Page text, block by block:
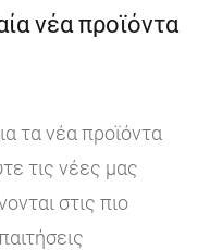
νέα προϊόντα
τα νέα προϊόντα
τις νέες μας
στις πιο